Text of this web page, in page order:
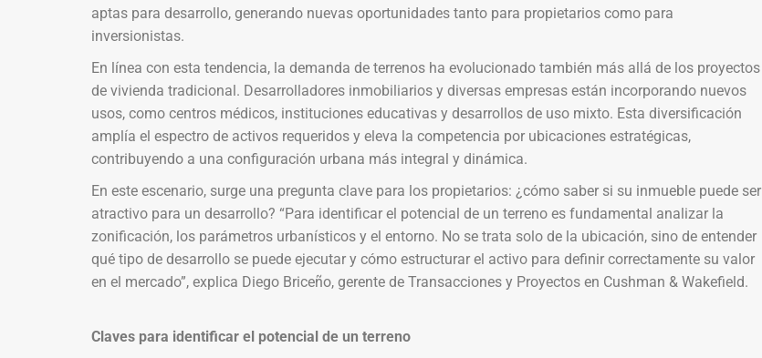
aptas para desarrollo, generando nuevas oportunidades tanto para propietarios como para
inversionistas.
En línea con esta tendencia, la demanda de terrenos ha evolucionado también más allá de los proyectos
de vivienda tradicional. Desarrolladores inmobiliarios y diversas empresas están incorporando nuevos
usos, como centros médicos, instituciones educativas y desarrollos de uso mixto. Esta diversificación
amplía el espectro de activos requeridos y eleva la competencia por ubicaciones estratégicas,
contribuyendo a una configuración urbana más integral y dinámica.
En este escenario, surge una pregunta clave para los propietarios: ¿cómo saber si su inmueble puede ser
atractivo para un desarrollo? “Para identificar el potencial de un terreno es fundamental analizar la
zonificación, los parámetros urbanísticos y el entorno. No se trata solo de la ubicación, sino de entender
qué tipo de desarrollo se puede ejecutar y cómo estructurar el activo para definir correctamente su valor
en el mercado”, explica Diego Briceño, gerente de Transacciones y Proyectos en Cushman & Wakefield.
Claves para identificar el potencial de un terreno